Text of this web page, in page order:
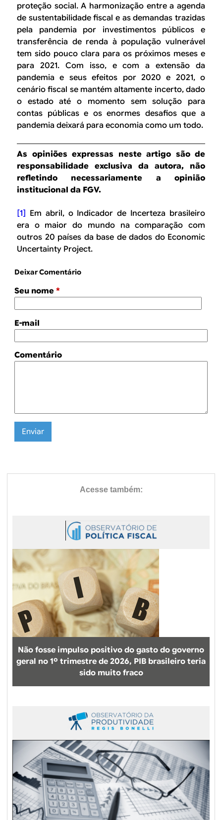
proteção social. A harmonização entre a agenda
de sustentabilidade fiscal e as demandas trazidas
pela pandemia por investimentos públicos e
transferência de renda à população vulnerável
tem sido pouco clara para os próximos meses e
para 2021. Com isso, e com a extensão da
pandemia e seus efeitos por 2020 e 2021, o
cenário fiscal se mantém altamente incerto, dado
o estado até o momento sem solução para
contas públicas e os enormes desafios que a
pandemia deixará para economia como um todo.
As opiniões expressas neste artigo são de
responsabilidade exclusiva da autora, não
refletindo necessariamente a opinião
institucional da FGV.
[1] Em abril, o Indicador de Incerteza brasileiro
era o maior do mundo na comparação com
outros 20 países da base de dados do Economic
Uncertainty Project.
Deixar Comentário
Seu nome *
E-mail
Comentário
Não fosse impulso positivo do gasto do governo
geral no 1º trimestre de 2026, PIB brasileiro teria
sido muito fraco